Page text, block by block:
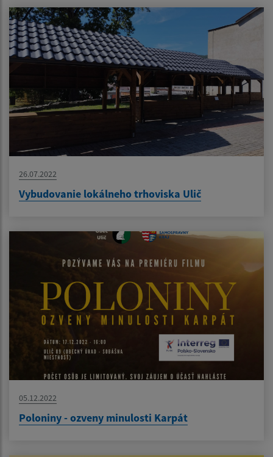
26.07.2022
Vybudovanie lokálneho trhoviska Ulič
05.12.2022
Poloniny - ozveny minulosti Karpát